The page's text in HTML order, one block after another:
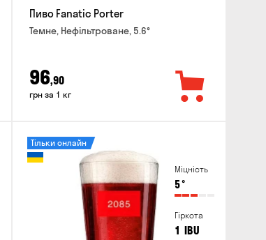
Пиво Fanatic Porter
Темне, Нефільтроване, 5.6°
96,90
грн за 1 кг
Міцність
5°
Гіркота
1 IBU
Тільки онлайн